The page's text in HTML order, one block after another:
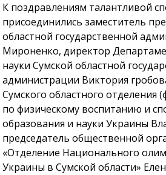
К поздравлениям талантливой
присоединились заместитель
областной государственной
Мироненко, директор
науки Сумской областной
администрации Виктория
Сумского областного отделения
по физическому воспитанию и
образования и науки Украины
председатель общественной
«Отделение Национального
Украины в Сумской области»